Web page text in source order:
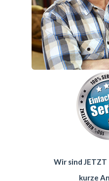
Wir sind JETZT
kurze